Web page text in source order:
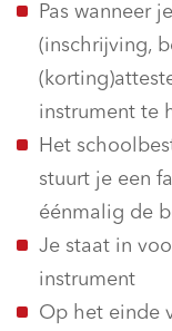
Pas wanneer
(inschrijving,
instrument te
Het
stuurt je een
éénmalig de
Je staat in
instrument
Op het einde